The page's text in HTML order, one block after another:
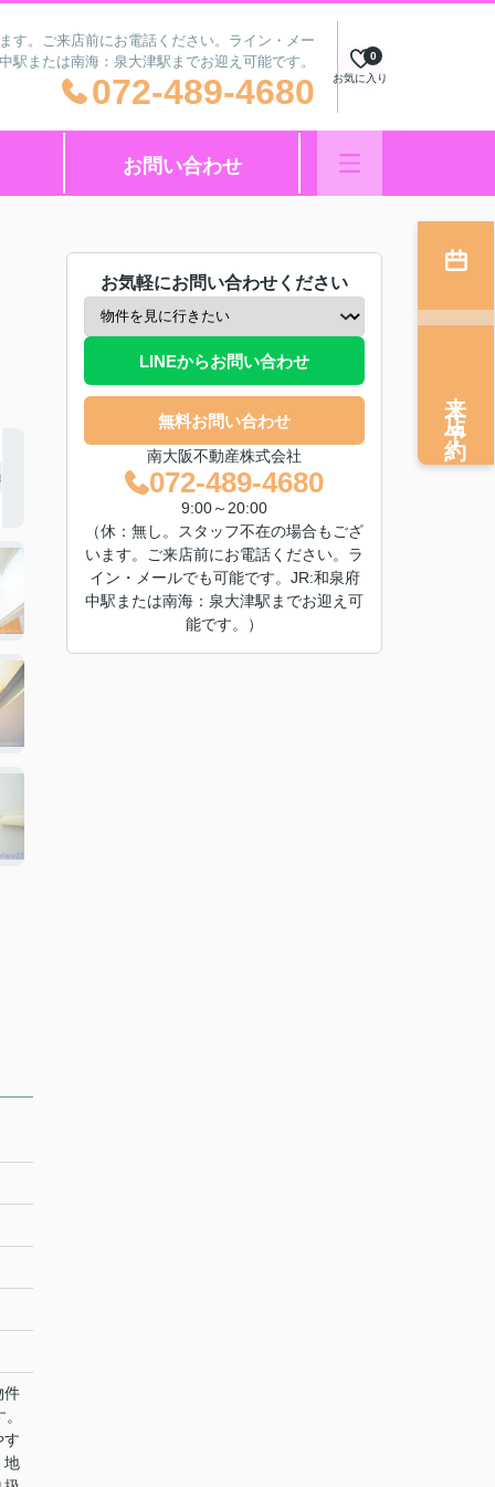
。ご来店前にお電話ください。ライン・メー
駅または南海：泉大津駅までお迎え可能です。
072-489-4680 お気に入り
0
お問い合わせ
件
す
地
お気軽にお問い合わせください
LINEからお問い合わせ
無料お問い合わせ
南大阪不動産株式会社
072-489-4680
9:00～20:00
（休：無し。スタッフ不在の場合もござ
います。ご来店前にお電話ください。ラ
イン・メールでも可能です。JR:和泉府
中駅または南海：泉大津駅までお迎え可
能です。）
来店予約